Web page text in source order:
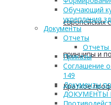
европейских
принципы и
Краткое
Обучающий
укрепления
Документы
Отчеты
Отчеты
Приказы
Соглашение
149
Документы
ДОКУМЕНТЫ